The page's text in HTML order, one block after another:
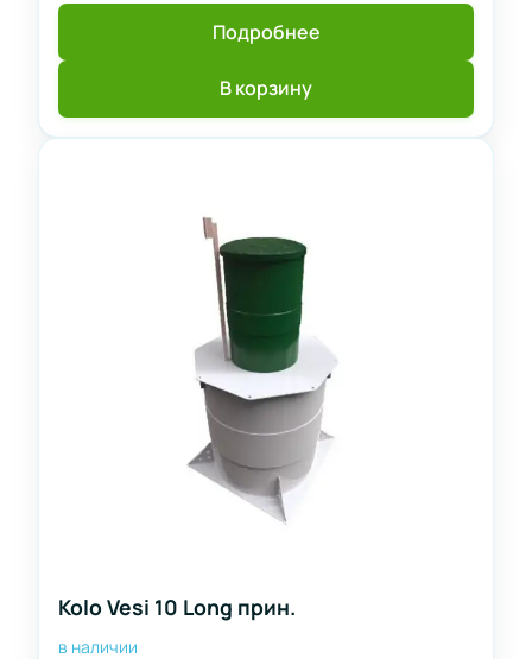
Подробнее
В корзину
Kolo Vesi 10 Long прин.
в наличии